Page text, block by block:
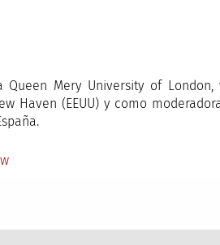
Mery University of London,
Haven (EEUU) y como